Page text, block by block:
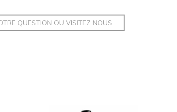
QUESTION OU VISITEZ NOUS